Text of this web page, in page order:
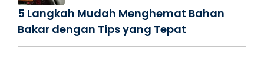
5 Langkah Mudah Menghemat Bahan
Bakar dengan Tips yang Tepat